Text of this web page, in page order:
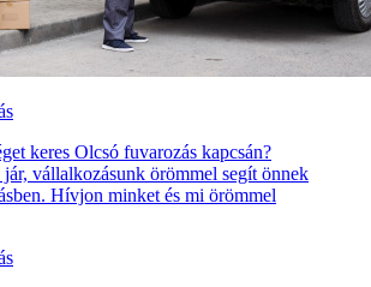
keres Olcsó fuvarozás kapcsán?
vállalkozásunk örömmel segít önnek
Hívjon minket és mi örömmel